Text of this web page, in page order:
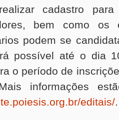
cadastro
bem como os
podem se
possível até o dia
o período de
informações
editais/.